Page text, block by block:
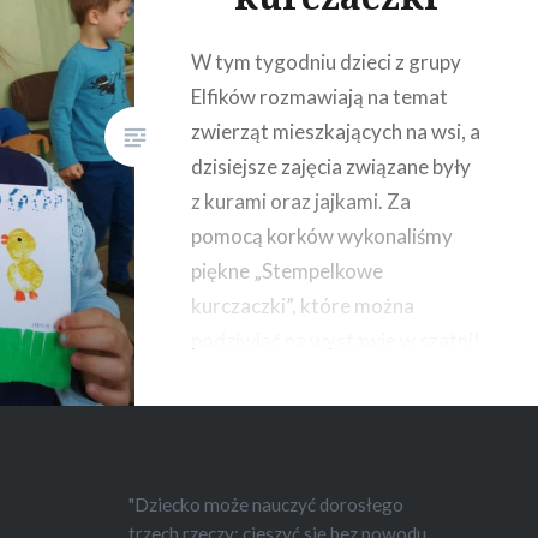
W tym tygodniu dzieci z grupy
Elfików rozmawiają na temat
zwierząt mieszkających na wsi, a
dzisiejsze zajęcia związane były
z kurami oraz jajkami. Za
pomocą korków wykonaliśmy
piękne „Stempelkowe
kurczaczki”, które można
"Dziecko może nauczyć dorosłego
trzech rzeczy: cieszyć się bez powodu,